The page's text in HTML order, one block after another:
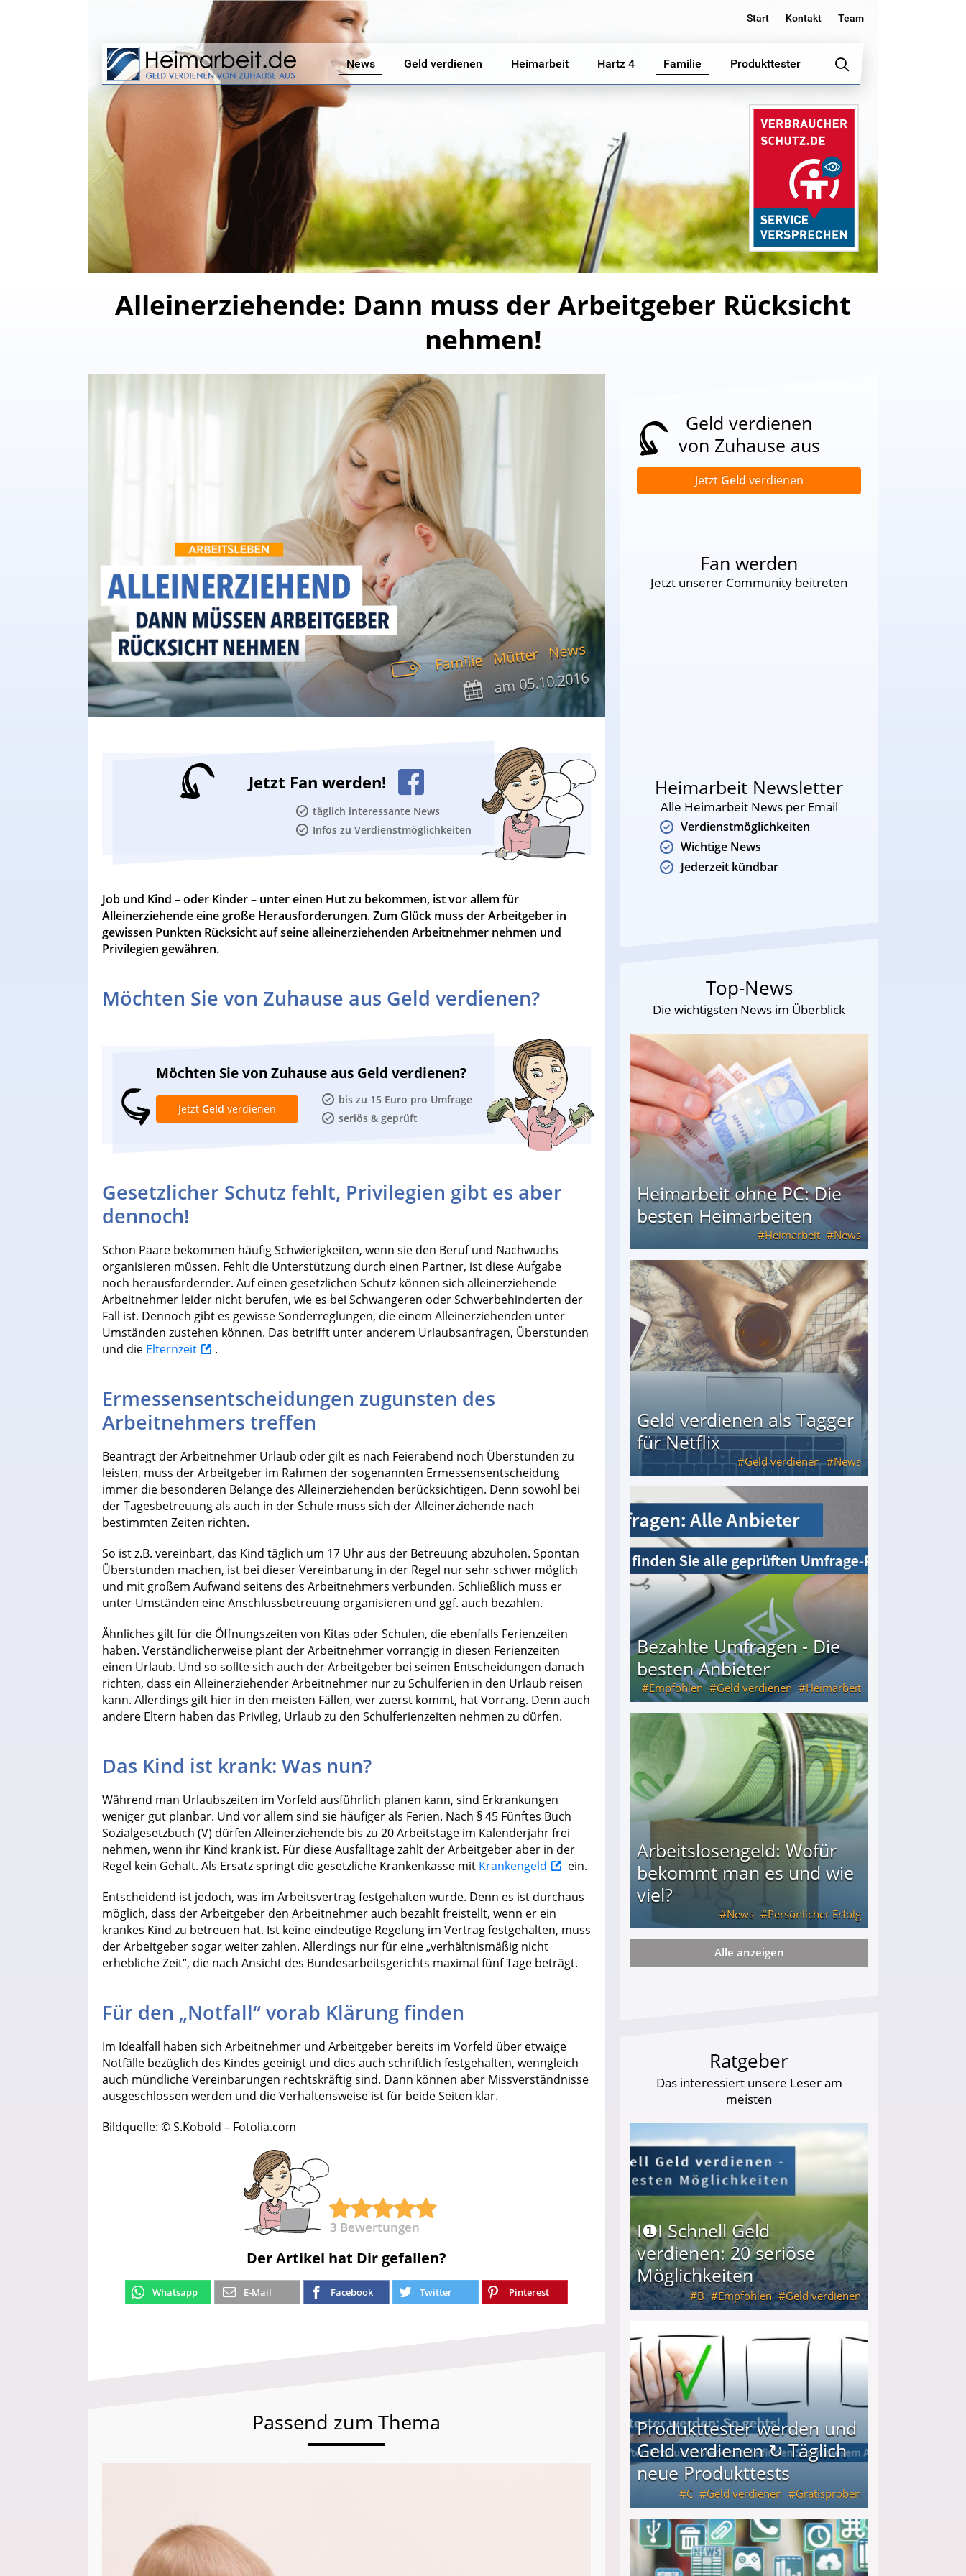
Start Kontakt Team
News Geld verdienen Heimarbeit Hartz 4 Familie Produkttester
Alleinerziehende: Dann muss der Arbeitgeber Rücksicht
nehmen!
Familie Mütter News
am05.10.2016
Jetzt Fan werden!
täglich interessante News
Infos zu Verdienstmöglichkeiten
Job und Kind – oder Kinder – unter einen Hut zu bekommen, ist vor allem für
Alleinerziehende eine große Herausforderungen. Zum Glück muss der Arbeitgeber in
gewissen Punkten Rücksicht auf seine alleinerziehenden Arbeitnehmer nehmen und
Privilegien gewähren.
Möchten Sie von Zuhause aus Geld verdienen?
Möchten Sie von Zuhause aus Geld verdienen?
bis zu 15 Euro pro Umfrage
seriös & geprüft
Jetzt Geld verdienen
Gesetzlicher Schutz fehlt, Privilegien gibt es aber
dennoch!
Schon Paare bekommen häufig Schwierigkeiten, wenn sie den Beruf und Nachwuchs
organisieren müssen. Fehlt die Unterstützung durch einen Partner, ist diese Aufgabe
noch herausfordernder. Auf einen gesetzlichen Schutz können sich alleinerziehende
Arbeitnehmer leider nicht berufen, wie es bei Schwangeren oder Schwerbehinderten der
Fall ist. Dennoch gibt es gewisse Sonderreglungen, die einem Alleinerziehenden unter
Umständen zustehen können. Das betrifft unter anderem Urlaubsanfragen, Überstunden
und die Elternzeit .
Ermessensentscheidungen zugunsten des
Arbeitnehmers treffen
Beantragt der Arbeitnehmer Urlaub oder gilt es nach Feierabend noch Überstunden zu
leisten, muss der Arbeitgeber im Rahmen der sogenannten Ermessensentscheidung
immer die besonderen Belange des Alleinerziehenden berücksichtigen. Denn sowohl bei
der Tagesbetreuung als auch in der Schule muss sich der Alleinerziehende nach
bestimmten Zeiten richten.
So ist z.B. vereinbart, das Kind täglich um 17 Uhr aus der Betreuung abzuholen. Spontan
Überstunden machen, ist bei dieser Vereinbarung in der Regel nur sehr schwer möglich
und mit großem Aufwand seitens des Arbeitnehmers verbunden. Schließlich muss er
unter Umständen eine Anschlussbetreuung organisieren und ggf. auch bezahlen.
Ähnliches gilt für die Öffnungszeiten von Kitas oder Schulen, die ebenfalls Ferienzeiten
haben. Verständlicherweise plant der Arbeitnehmer vorrangig in diesen Ferienzeiten
einen Urlaub. Und so sollte sich auch der Arbeitgeber bei seinen Entscheidungen danach
richten, dass ein Alleinerziehender Arbeitnehmer nur zu Schulferien in den Urlaub reisen
kann. Allerdings gilt hier in den meisten Fällen, wer zuerst kommt, hat Vorrang. Denn auch
andere Eltern haben das Privileg, Urlaub zu den Schulferienzeiten nehmen zu dürfen.
Das Kind ist krank: Was nun?
Während man Urlaubszeiten im Vorfeld ausführlich planen kann, sind Erkrankungen
weniger gut planbar. Und vor allem sind sie häufiger als Ferien. Nach § 45 Fünftes Buch
Sozialgesetzbuch (V) dürfen Alleinerziehende bis zu 20 Arbeitstage im Kalenderjahr frei
nehmen, wenn ihr Kind krank ist. Für diese Ausfalltage zahlt der Arbeitgeber aber in der
Regel kein Gehalt. Als Ersatz springt die gesetzliche Krankenkasse mit Krankengeld
ein.
Entscheidend ist jedoch, was im Arbeitsvertrag festgehalten wurde. Denn es ist durchaus
möglich, dass der Arbeitgeber den Arbeitnehmer auch bezahlt freistellt, wenn er ein
krankes Kind zu betreuen hat. Ist keine eindeutige Regelung im Vertrag festgehalten, muss
der Arbeitgeber sogar weiter zahlen. Allerdings nur für eine „verhältnismäßig nicht
erhebliche Zeit“, die nach Ansicht des Bundesarbeitsgerichts maximal fünf Tage beträgt.
Für den „Notfall“ vorab Klärung finden
Im Idealfall haben sich Arbeitnehmer und Arbeitgeber bereits im Vorfeld über etwaige
Notfälle bezüglich des Kindes geeinigt und dies auch schriftlich festgehalten, wenngleich
auch mündliche Vereinbarungen rechtskräftig sind. Dann können aber Missverständnisse
ausgeschlossen werden und die Verhaltensweise ist für beide Seiten klar.
Bildquelle: © S.Kobold – Fotolia.com
3 Bewertungen
Der Artikel hat Dir gefallen?
Whatsapp E-Mail Facebook Twitter Pinterest
Passend zum Thema
Geld verdienen
von Zuhause aus
Jetzt Geld verdienen
Fan werden
Jetzt unserer Community beitreten
Heimarbeit Newsletter
Alle Heimarbeit News per Email
Verdienstmöglichkeiten
Wichtige News
Jederzeit kündbar
Top-News
Die wichtigsten News im Überblick
Heimarbeit ohne PC: Die
besten Heimarbeiten
Heimarbeit News
Heimarbeit ohne PC: Die besten Heimarbeiten
Geld verdienen als Tagger
für Netflix
Geld verdienen News
Geld verdienen als Tagger für Netflix
Bezahlte Umfragen - Die
besten Anbieter
Empfohlen Geld verdienen Heimarbeit
Arbeitslosengeld: Wofür
bekommt man es und wie
viel?
News Persönlicher Erfolg
Arbeitslosengeld: Wofür bekommt man es und wie viel?
Alle anzeigen
Ratgeber
Das interessiert unsere Leser am
meisten
I❶I Schnell Geld
verdienen: 20 seriöse
Möglichkeiten
B Empfohlen Geld verdienen
Produkttester werden und
Geld verdienen ↻ Täglich
neue Produkttests
C Geld verdienen Gratisproben
Produkttester werden und Geld verdienen ↻ Täglich neue Produkttests